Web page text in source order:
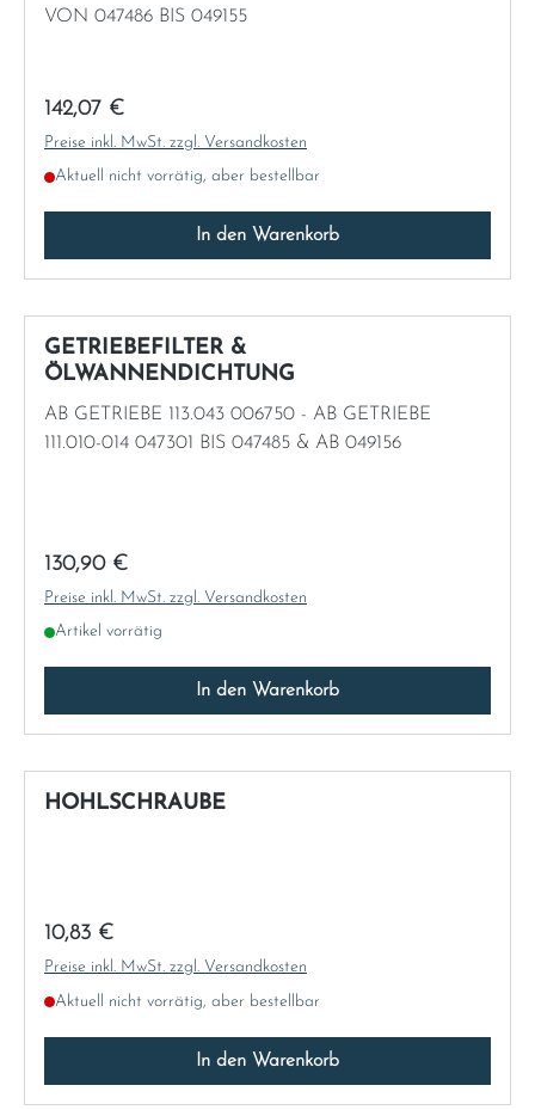
VON 047486 BIS 049155
Regulärer Preis:
142,07 €
Preise inkl. MwSt. zzgl. Versandkosten
Aktuell nicht vorrätig, aber bestellbar
In den Warenkorb
GETRIEBEFILTER &
ÖLWANNENDICHTUNG
AB GETRIEBE 113.043 006750 - AB GETRIEBE
111.010-014 047301 BIS 047485 & AB 049156
Regulärer Preis:
130,90 €
Preise inkl. MwSt. zzgl. Versandkosten
Artikel vorrätig
In den Warenkorb
HOHLSCHRAUBE
Regulärer Preis:
10,83 €
Preise inkl. MwSt. zzgl. Versandkosten
Aktuell nicht vorrätig, aber bestellbar
In den Warenkorb